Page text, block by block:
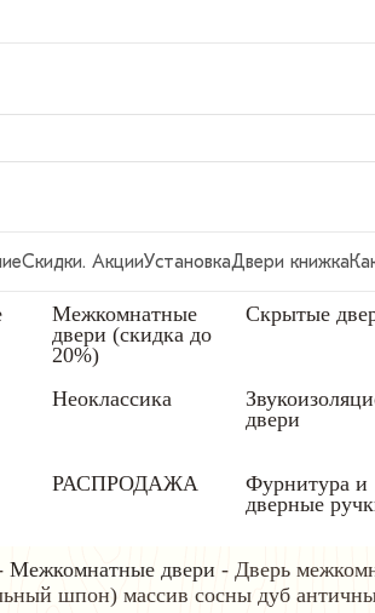
Скидки. АкцииУстановкаДвери книжка
Межкомнатные
двери (скидка до
20%)
Скрытые
Неоклассика
двери
РАСПРОДАЖА
Фурнитура и
дверные
Межкомнатные двери - Дверь
шпон) массив сосны дуб